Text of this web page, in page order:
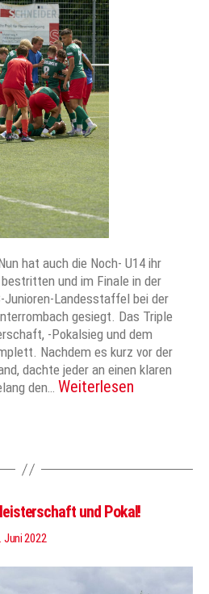
hat auch die Noch- U14 ihr
und im Finale in der
Landesstaffel bei der
gesiegt. Das Triple
-Pokalsieg und dem
Nachdem es kurz vor der
dachte jeder an einen klaren
den… Weiterlesen
und Pokal!
Juni 2022